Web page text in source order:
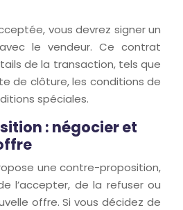
vous devrez signer un
le vendeur. Ce contrat
de la transaction, tels que
de clôture, les conditions de
spéciales.
: négocier et
une contre-proposition,
l’accepter, de la refuser ou
offre. Si vous décidez de